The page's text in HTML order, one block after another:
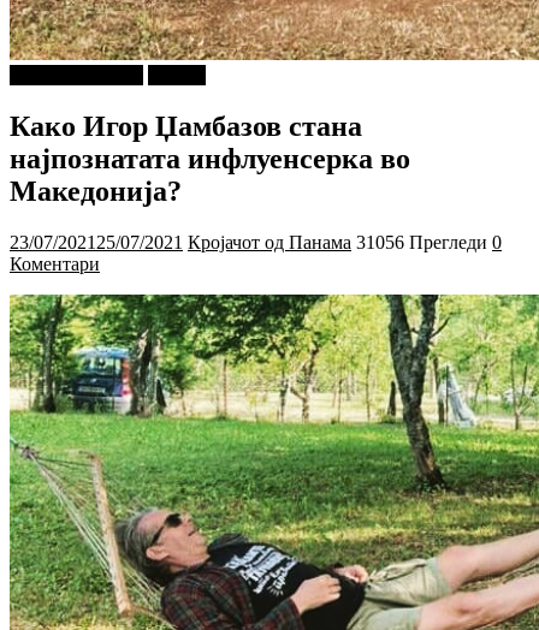
Како Игор Џамбазов стана
најпознатата инфлуенсерка во
Македонија?
23/07/2021 25/07/2021 Кројачот од Панама 31056 Прегледи 0
Коментари